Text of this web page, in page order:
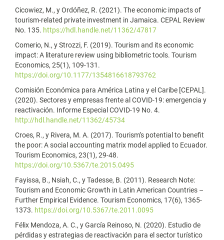
Cicowiez, M., y Ordóñez, R. (2021). The economic impacts of
tourism-related private investment in Jamaica. CEPAL Review
No. 135. https://hdl.handle.net/11362/47817
Comerio, N., y Strozzi, F. (2019). Tourism and its economic
impact: A literature review using bibliometric tools. Tourism
Economics, 25(1), 109-131.
https://doi.org/10.1177/1354816618793762
Comisión Económica para América Latina y el Caribe [CEPAL].
(2020). Sectores y empresas frente al COVID-19: emergencia y
reactivación. Informe Especial COVID-19 No. 4.
http://hdl.handle.net/11362/45734
Croes, R., y Rivera, M. A. (2017). Tourism’s potential to benefit
the poor: A social accounting matrix model applied to Ecuador.
Tourism Economics, 23(1), 29-48.
https://doi.org/10.5367/te.2015.0495
Fayissa, B., Nsiah, C., y Tadesse, B. (2011). Research Note:
Tourism and Economic Growth in Latin American Countries –
Further Empirical Evidence. Tourism Economics, 17(6), 1365-
1373. https://doi.org/10.5367/te.2011.0095
Félix Mendoza, A. C., y García Reinoso, N. (2020). Estudio de
pérdidas y estrategias de reactivación para el sector turístico